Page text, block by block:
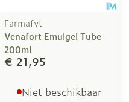
Farmafyt
Venafort Emulgel Tube
200ml
€ 21,95
Niet beschikbaar